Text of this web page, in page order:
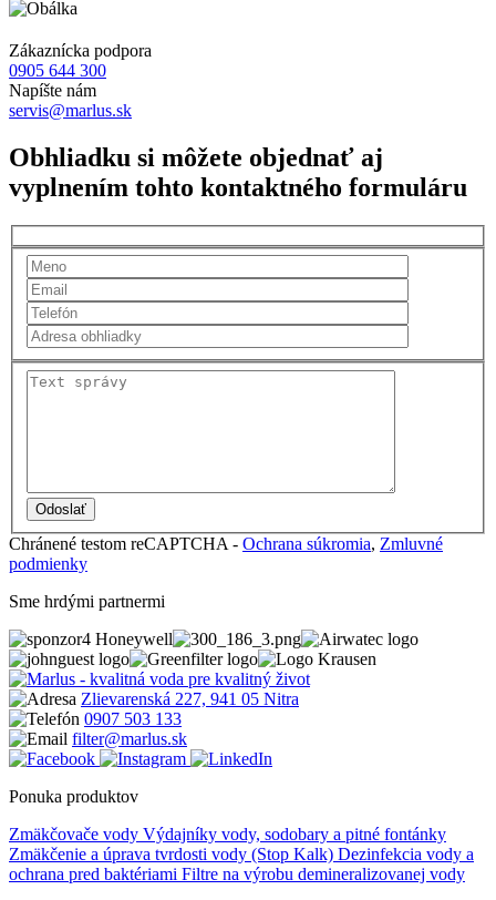
Zákaznícka podpora
0905 644 300
Napíšte nám
servis@marlus.sk
Obhliadku si môžete objednať aj
vyplnením tohto kontaktného formuláru
Chránené testom reCAPTCHA - Ochrana súkromia, Zmluvné
podmienky
Sme hrdými partnermi
Zlievarenská 227, 941 05 Nitra
0907 503 133
filter@marlus.sk
Ponuka produktov
Zmäkčovače vody Výdajníky vody, sodobary a pitné fontánky
Zmäkčenie a úprava tvrdosti vody (Stop Kalk) Dezinfekcia vody a
ochrana pred baktériami Filtre na výrobu demineralizovanej vody